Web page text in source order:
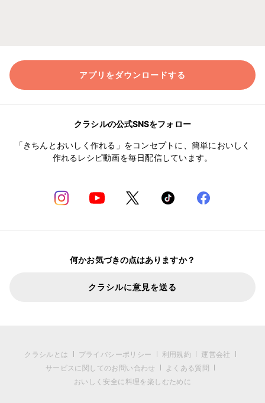
アプリをダウンロードする
クラシルの公式SNSをフォロー
「きちんとおいしく作れる」をコンセプトに、簡単においしく
作れるレシピ動画を毎日配信しています。
何かお気づきの点はありますか？
クラシルに意見を送る
クラシルとは プライバシーポリシー 利用規約
運営会社
サービスに関してのお問い合わせ
よくある質問
おいしく安全に料理を楽しむために